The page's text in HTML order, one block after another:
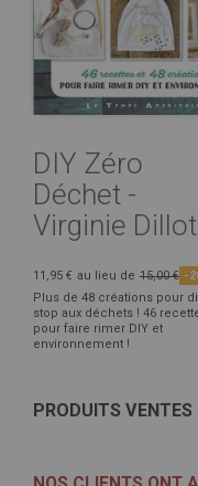
DIY Zéro
Déchet -
Virginie Dillot
11,95 € au lieu de 15,00 € -
Plus de 48 créations pour
stop aux déchets ! 46
pour faire rimer DIY et
environnement !
PRODUITS